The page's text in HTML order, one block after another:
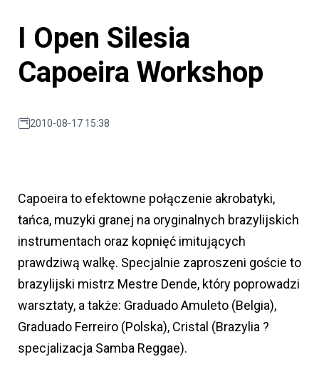
I Open Silesia
Capoeira Workshop
2010-08-17 15:38
Capoeira to efektowne połączenie akrobatyki,
tańca, muzyki granej na oryginalnych brazylijskich
instrumentach oraz kopnięć imitujących
prawdziwą walkę. Specjalnie zaproszeni goście to
brazylijski mistrz Mestre Dende, który poprowadzi
warsztaty, a także: Graduado Amuleto (Belgia),
Graduado Ferreiro (Polska), Cristal (Brazylia ?
specjalizacja Samba Reggae).